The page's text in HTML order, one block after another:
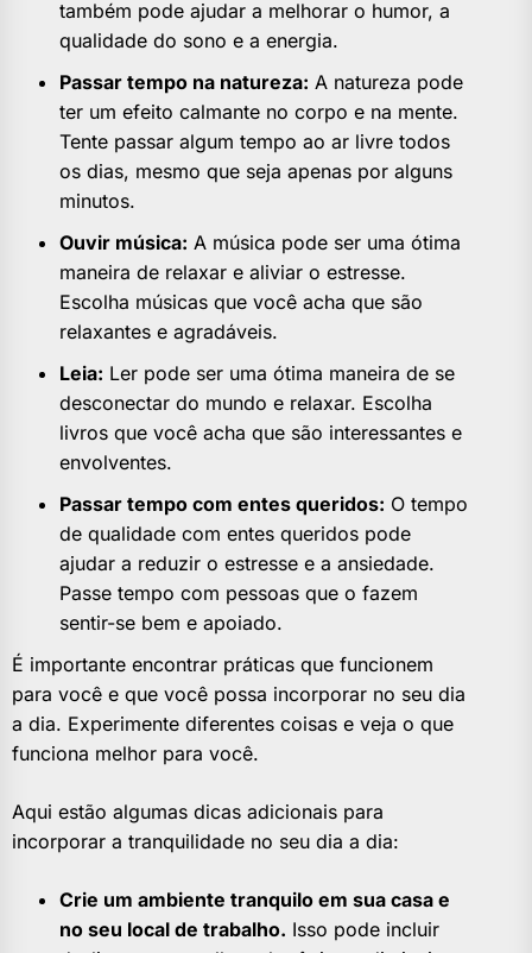
também pode ajudar a melhorar o humor, a
qualidade do sono e a energia.
Passar tempo na natureza: A natureza pode
ter um efeito calmante no corpo e na mente.
Tente passar algum tempo ao ar livre todos
os dias, mesmo que seja apenas por alguns
minutos.
Ouvir música: A música pode ser uma ótima
maneira de relaxar e aliviar o estresse.
Escolha músicas que você acha que são
relaxantes e agradáveis.
Leia: Ler pode ser uma ótima maneira de se
desconectar do mundo e relaxar. Escolha
livros que você acha que são interessantes e
envolventes.
Passar tempo com entes queridos: O tempo
de qualidade com entes queridos pode
ajudar a reduzir o estresse e a ansiedade.
Passe tempo com pessoas que o fazem
sentir-se bem e apoiado.
É importante encontrar práticas que funcionem
para você e que você possa incorporar no seu dia
a dia. Experimente diferentes coisas e veja o que
funciona melhor para você.
Aqui estão algumas dicas adicionais para
incorporar a tranquilidade no seu dia a dia:
Crie um ambiente tranquilo em sua casa e
no seu local de trabalho. Isso pode incluir